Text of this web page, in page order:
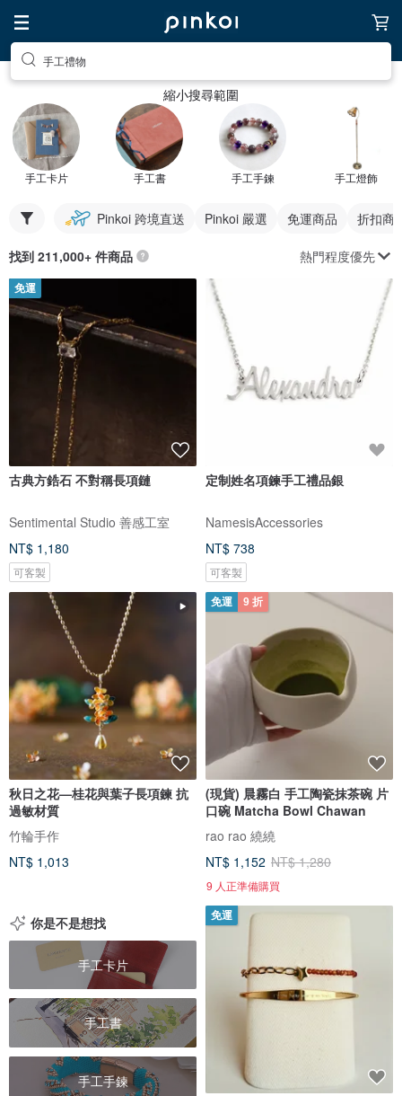
手工禮物
縮小搜尋範圍
手工卡片 手工書 手工手鍊 手工燈飾
Pinkoi 跨境直送 Pinkoi 嚴選 免運商品 折扣商
找到 211,000+ 件商品 熱門程度優先
免運
古典方鋯石 不對稱長項鏈
Sentimental Studio 善感工室
NT$ 1,180
可客製
定制姓名項鍊手工禮品銀
NamesisAccessories
NT$ 738
可客製
秋日之花—桂花與葉子長項鍊 抗
過敏材質
竹輪手作
NT$ 1,013
免運 9 折
(現貨) 晨霧白 手工陶瓷抹茶碗 片
口碗 Matcha Bowl Chawan
rao rao 繞繞
NT$ 1,152 NT$ 1,280
9 人正準備購買
你是不是想找
手工卡片
手工書
手工手鍊
免運